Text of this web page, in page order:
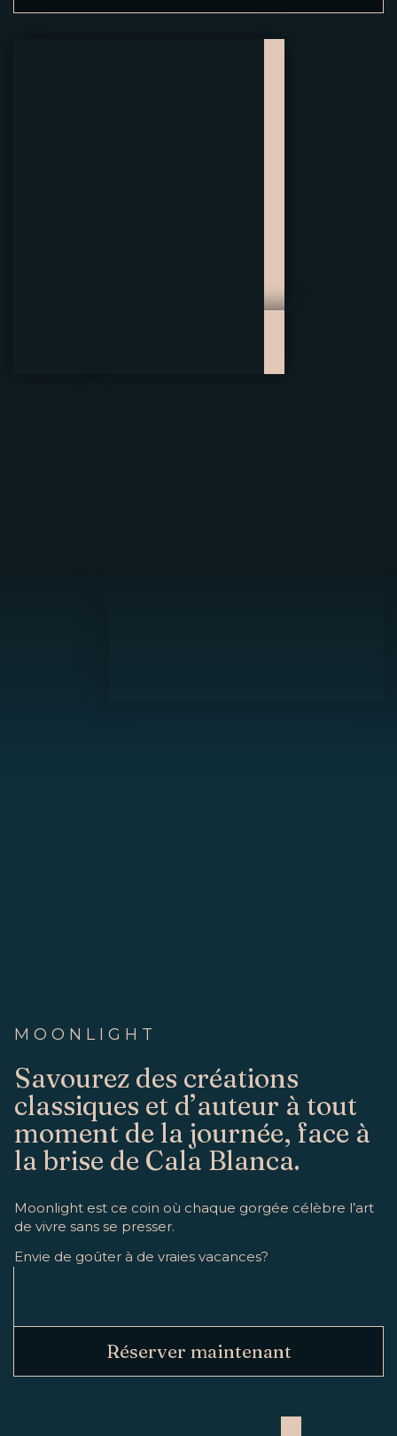
MOONLIGHT
Savourez des créations
classiques et d’auteur à tout
moment de la journée, face à
la brise de Cala Blanca.
Moonlight est ce coin où chaque gorgée célèbre l’art
de vivre sans se presser.
Envie de goûter à de vraies vacances?
Réserver maintenant